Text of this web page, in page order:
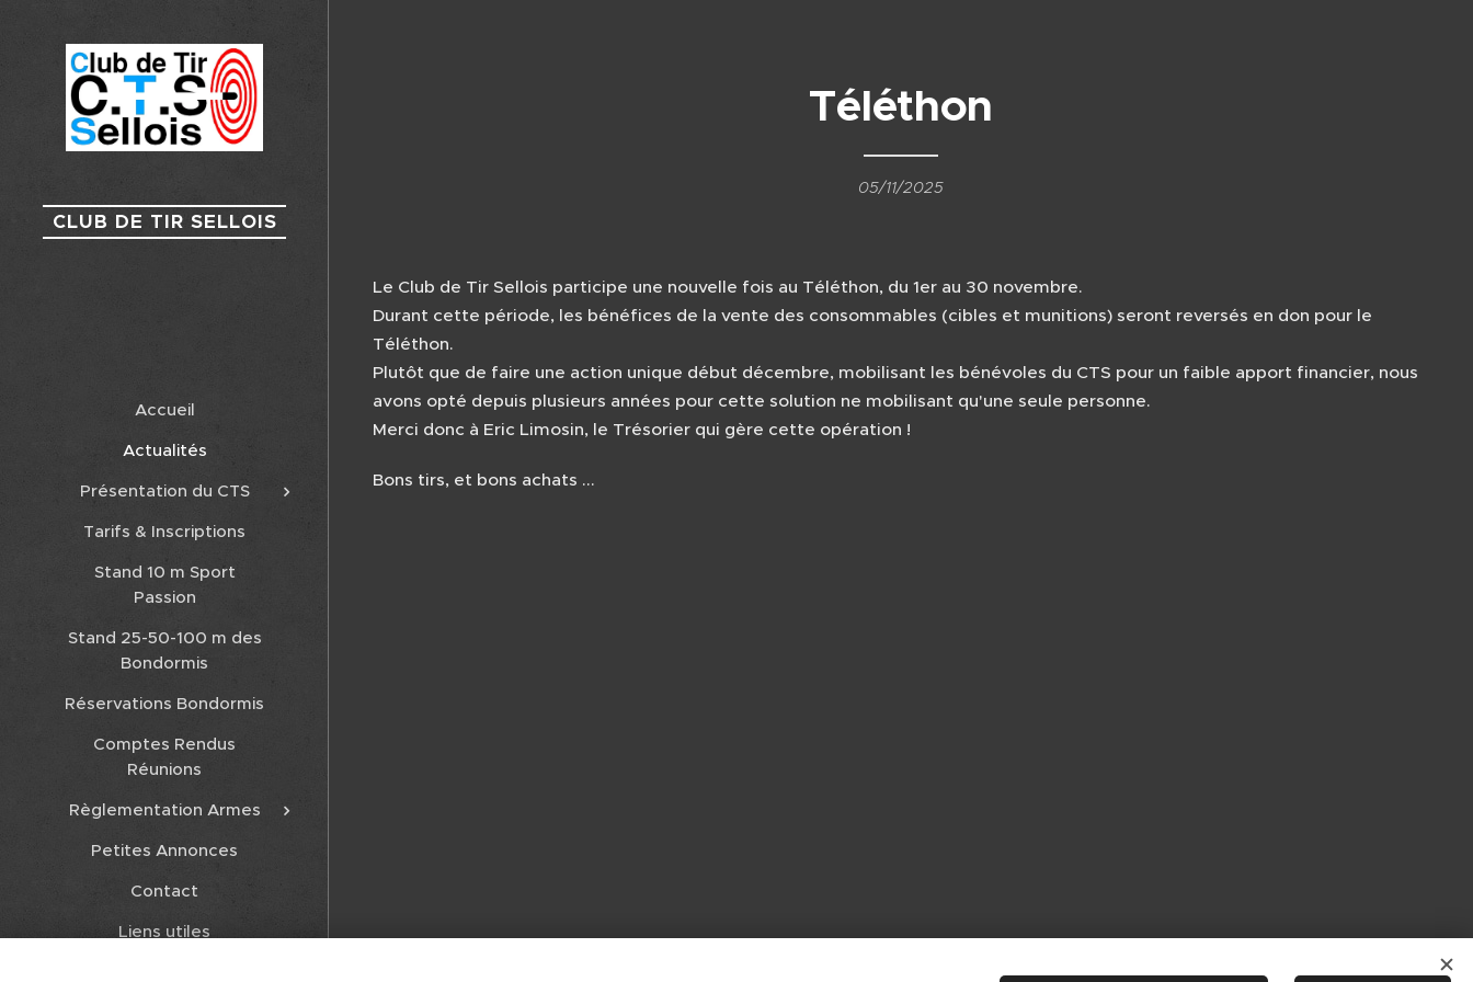
CLUB DE TIR SELLOIS
Accueil
Actualités
Présentation du CTS
Tarifs & Inscriptions
Stand 10 m Sport
Passion
Stand 25-50-100 m des
Bondormis
Réservations Bondormis
Comptes Rendus
Réunions
Règlementation Armes
Petites Annonces
Contact
Liens utiles
Téléthon
05/11/2025
Le Club de Tir Sellois participe une nouvelle fois au Téléthon, du 1er au 30 novembre.
Durant cette période, les bénéfices de la vente des consommables (cibles et munitions) seront reversés en don pour le
Téléthon.
Plutôt que de faire une action unique début décembre, mobilisant les bénévoles du CTS pour un faible apport financier, nous
avons opté depuis plusieurs années pour cette solution ne mobilisant qu'une seule personne.
Merci donc à Eric Limosin, le Trésorier qui gère cette opération !
Bons tirs, et bons achats ...